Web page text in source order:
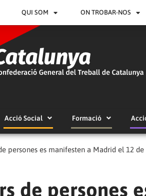
QUI SOM ON TROBAR-NOS
Acció Social Formació
persones es manifesten a Madrid el 12
de persones